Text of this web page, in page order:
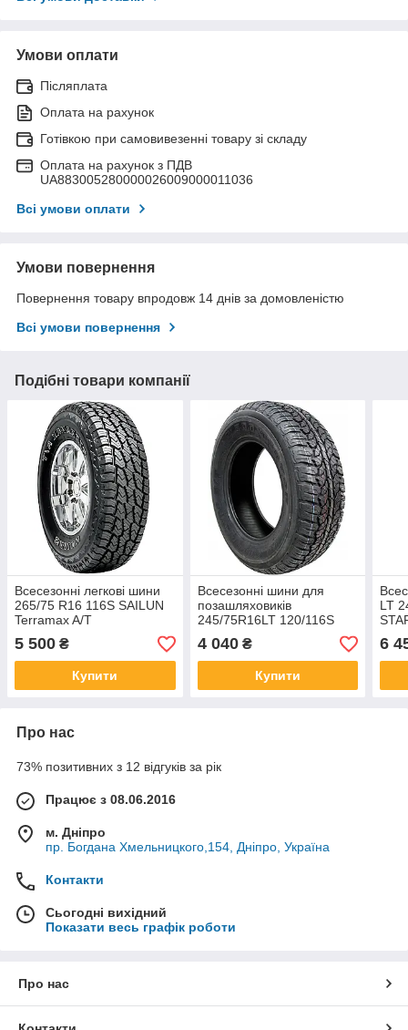
Умови оплати
Післяплата
Оплата на рахунок
Готівкою при самовивезенні товару зі складу
Оплата на рахунок з ПДВ
UA883005280000026009000011036
Всі умови оплати
Умови повернення
Повернення товару впродовж 14 днів за домовленістю
Всі умови повернення
Подібні товари компанії
Всесезонні легкові шини
265/75 R16 116S SAILUN
Terramax A/T
5 500 ₴
Купити
Всесезонні шини для
позашляховиків
245/75R16LT 120/116S
LANVIGATOR CatchFors
A/T
4 040₴
Купити
LT
M/T
6
Про нас
73% позитивних з 12 відгуків за рік
Працює з 08.06.2016
м. Дніпро
пр. Богдана Хмельницкого,154, Дніпро, Україна
Контакти
Сьогодні вихідний
Показати весь графік роботи
Про нас